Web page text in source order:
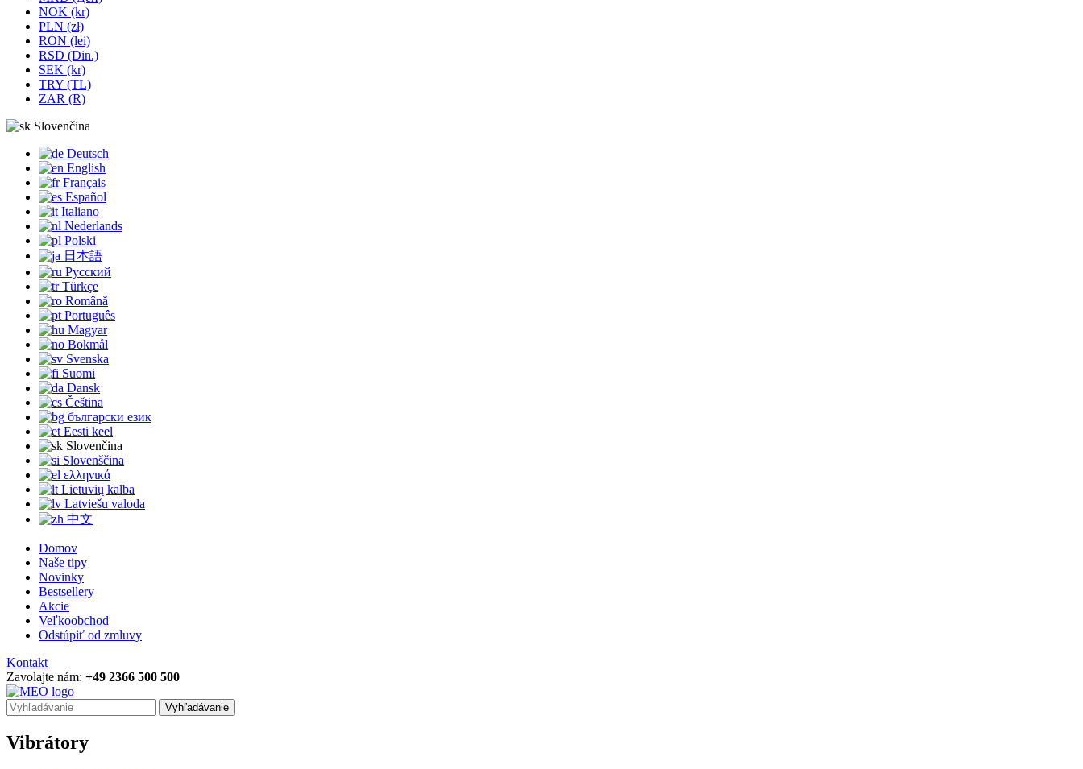
NOK (kr)
PLN (zł)
RON (lei)
RSD (Din.)
SEK (kr)
TRY (TL)
ZAR (R)
Slovenčina
Deutsch
English
Français
Español
Italiano
Nederlands
Polski
日本語
Русский
Türkçe
Română
Português
Magyar
Bokmål
Svenska
Suomi
Dansk
Čeština
български език
Eesti keel
Slovenčina
Slovenščina
ελληνικά
Lietuvių kalba
Latviešu valoda
中文
Domov
Naše tipy
Novinky
Bestsellery
Akcie
Veľkoobchod
Odstúpiť od zmluvy
Kontakt
Zavolajte nám: +49 2366 500 500
Vyhľadávanie
Vibrátory